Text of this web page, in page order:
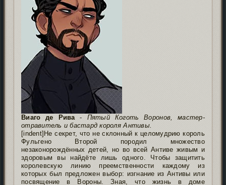
Виаго де Рива - Пятый Коготь Воронов, мастер-
отравитель и бастард короля Антивы.
[indent]Не секрет, что не склонный к целомудрию король
Фульгено Второй породил множество
незаконорождённых детей, но во всей Антиве живым и
здоровым вы найдёте лишь одного. Чтобы защитить
королевскую линию преемственности каждому из
которых был предложен выбор: изгнание из Антивы или
посвящение в Вороны. Зная, что жизнь в доме